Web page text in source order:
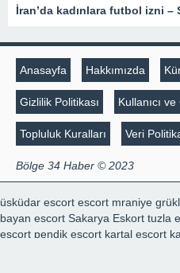
İran’da kadınlara futbol izni –
Anasayfa Hakkımızda
Gizlilik Politikası Kullanıcı
Topluluk Kuralları Veri
Bölge 34 Haber © 2023
üsküdar escort escort mraniye
bayan escort Sakarya Eskort tuzla
escort pendik escort kartal escort